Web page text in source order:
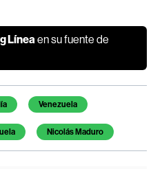
Líneaen su fuente de
Venezuela
Nicolás Maduro